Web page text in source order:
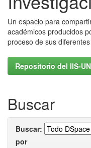
Un espacio para
académicos producidos
proceso de sus
Repositorio del IIS-
Buscar
Buscar:
por